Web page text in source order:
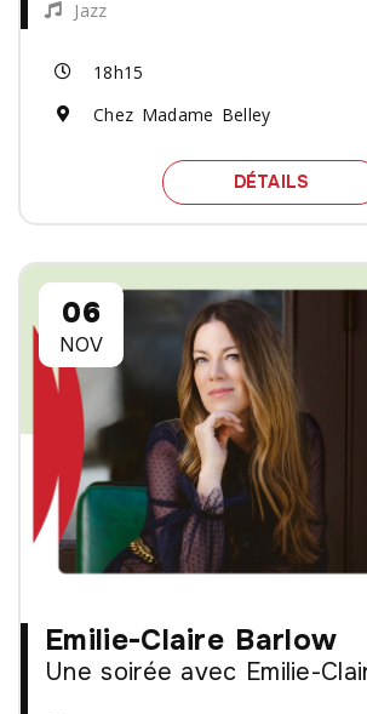
Jazz
18h15
Chez Madame Belley
DÉTAILS
06
NOV
Emilie-Claire Barlow
Une soirée avec Emilie-